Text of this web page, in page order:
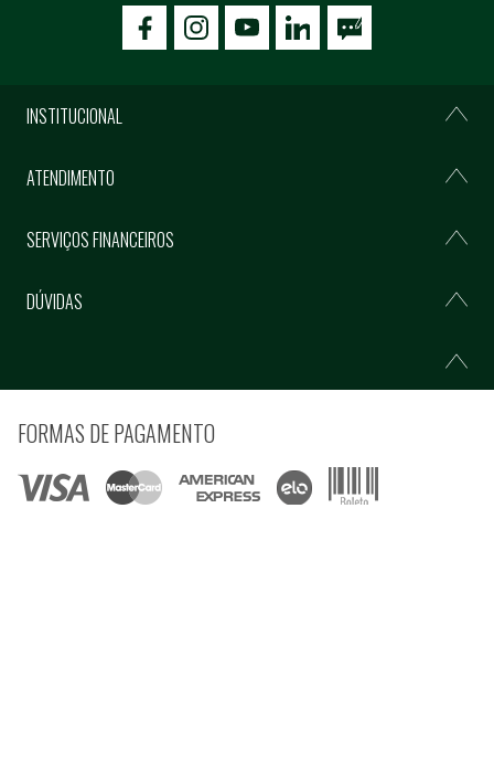
icon-facebookicon-social02icon-social03
INSTITUCIONAL
ATENDIMENTO
SERVIÇOS FINANCEIROS
DÚVIDAS
FORMAS DE PAGAMENTO